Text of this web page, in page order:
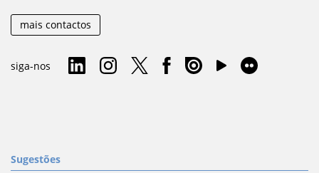
mais contactos
siga-nos
Sugestões